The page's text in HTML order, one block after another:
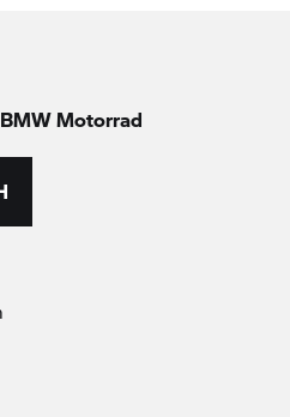
BMW Motorrad